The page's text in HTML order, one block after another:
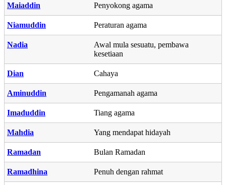
Maiaddin Penyokong agama
Niamuddin Peraturan agama
Nadia
Awal mula sesuatu, pembawa
kesetiaan
Dian Cahaya
Aminuddin Pengamanah agama
Imaduddin Tiang agama
Mahdia Yang mendapat hidayah
Ramadan Bulan Ramadan
Ramadhina Penuh dengan rahmat